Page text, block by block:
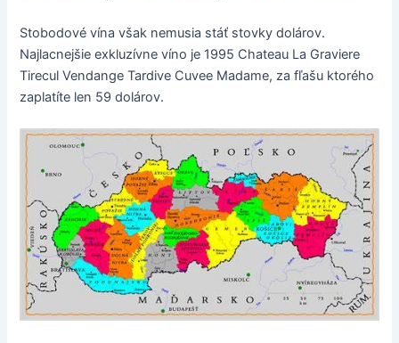
Stobodové vína však nemusia stáť stovky dolárov.
Najlacnejšie exkluzívne víno je 1995 Chateau La Graviere
Tirecul Vendange Tardive Cuvee Madame, za fľašu ktorého
zaplatíte len 59 dolárov.